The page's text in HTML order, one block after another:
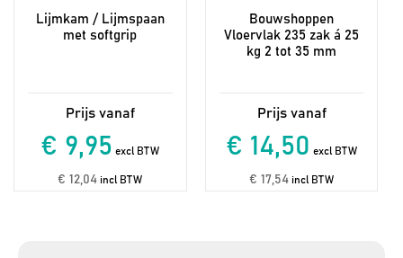
Lijmkam / Lijmspaan
met softgrip
€ 9,95 excl BTW
€ 12,04 incl BTW
Bouwshoppen
Vloervlak 235 zak á 25
kg 2 tot 35 mm
€ 14,50 excl BTW
€ 17,54 incl BTW